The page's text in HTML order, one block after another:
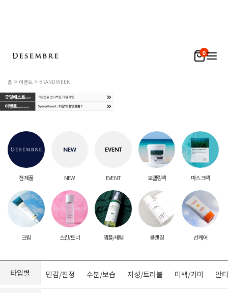
0
홈 이벤트 BRAND WEEK
전 제품 NEW EVENT 모델링팩 마스크팩
크림 스킨/토너 앰플/세럼 클렌징 선케어
타입별 민감/진정 수분/보습 지성/트러블 미백/기미 안